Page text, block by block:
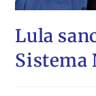
Lula
Sistema